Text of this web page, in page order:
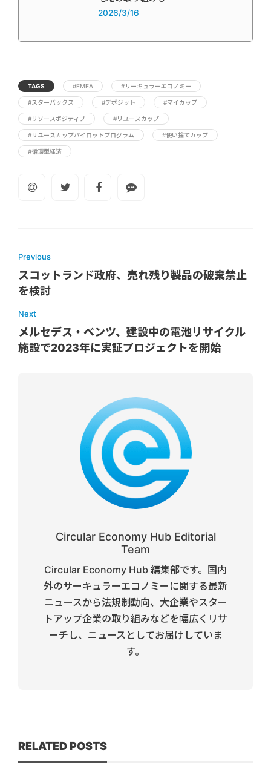
2026/3/16
TAGS #EMEA #サーキュラーエコノミー
#スターバックス #デポジット #マイカップ
#リソースポジティブ #リユースカップ
#リユースカップパイロットプログラム #使い捨てカップ
#循環型経済
Previous
スコットランド政府、売れ残り製品の破棄禁止
を検討
Next
メルセデス・ベンツ、建設中の電池リサイクル
施設で2023年に実証プロジェクトを開始
Circular Economy Hub Editorial
Team
Circular Economy Hub 編集部です。国内
外のサーキュラーエコノミーに関する最新
ニュースから法規制動向、大企業やスター
トアップ企業の取り組みなどを幅広くリサ
ーチし、ニュースとしてお届けしていま
す。
RELATED POSTS